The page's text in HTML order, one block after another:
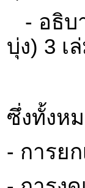
- อธิบ
บุ่ง) 3 เ
ซึ่งทั้งห
- การย